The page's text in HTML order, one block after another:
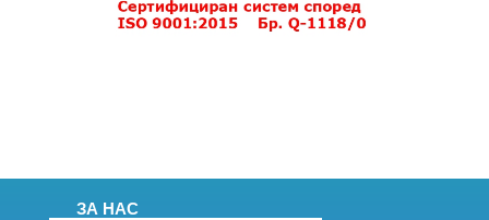
ЗА НАС